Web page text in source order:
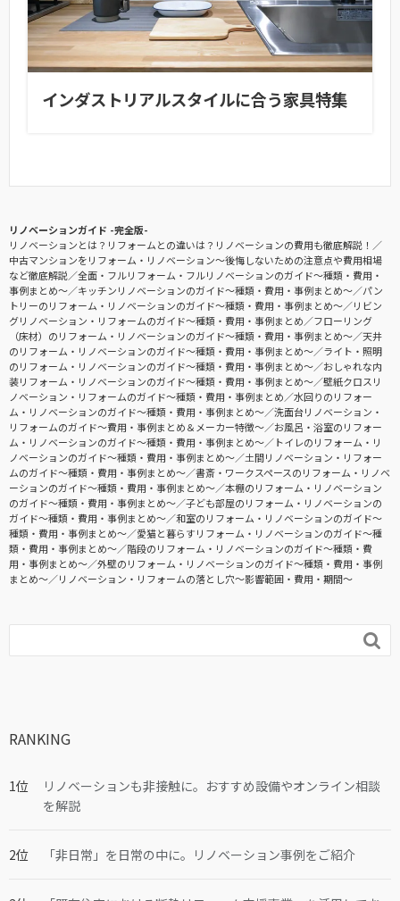
インダストリアルスタイルに合う家具特集
リノベーションガイド -完全版-
リノベーションとは？リフォームとの違いは？リノベーションの費用も徹底解説！
中古マンションをリフォーム・リノベーション〜後悔しないための注意点や費用相場
など徹底解説
全面・フルリフォーム・フルリノベーションのガイド〜種類・費用・
事例まとめ〜
キッチンリノベーションのガイド〜種類・費用・事例まとめ〜
パン
トリーのリフォーム・リノベーションのガイド〜種類・費用・事例まとめ〜
リビン
グリノベーション・リフォームのガイド〜種類・費用・事例まとめ
フローリング
（床材）のリフォーム・リノベーションのガイド〜種類・費用・事例まとめ〜
天井
のリフォーム・リノベーションのガイド〜種類・費用・事例まとめ〜
ライト・照明
のリフォーム・リノベーションのガイド〜種類・費用・事例まとめ〜
おしゃれな内
装リフォーム・リノベーションのガイド〜種類・費用・事例まとめ〜
壁紙クロスリ
ノベーション・リフォームのガイド〜種類・費用・事例まとめ
水回りのリフォー
ム・リノベーションのガイド〜種類・費用・事例まとめ〜
洗面台リノベーション・
リフォームのガイド〜費用・事例まとめ＆メーカー特徴〜
お風呂・浴室のリフォー
ム・リノベーションのガイド〜種類・費用・事例まとめ〜
トイレのリフォーム・リ
ノベーションのガイド〜種類・費用・事例まとめ〜
土間リノベーション・リフォー
ムのガイド〜種類・費用・事例まとめ〜
書斎・ワークスペースのリフォーム・リノベ
ーションのガイド〜種類・費用・事例まとめ〜
本棚のリフォーム・リノベーション
のガイド〜種類・費用・事例まとめ〜
子ども部屋のリフォーム・リノベーションの
ガイド〜種類・費用・事例まとめ〜
和室のリフォーム・リノベーションのガイド〜
種類・費用・事例まとめ〜
愛猫と暮らすリフォーム・リノベーションのガイド〜種
類・費用・事例まとめ〜
階段のリフォーム・リノベーションのガイド〜種類・費
用・事例まとめ〜
外壁のリフォーム・リノベーションのガイド〜種類・費用・事例
まとめ〜
リノベーション・リフォームの落とし穴～影響範囲・費用・期間～

RANKING
リノベーションも非接触に。おすすめ設備やオンライン相談
を解説
「非日常」を日常の中に。リノベーション事例をご紹介